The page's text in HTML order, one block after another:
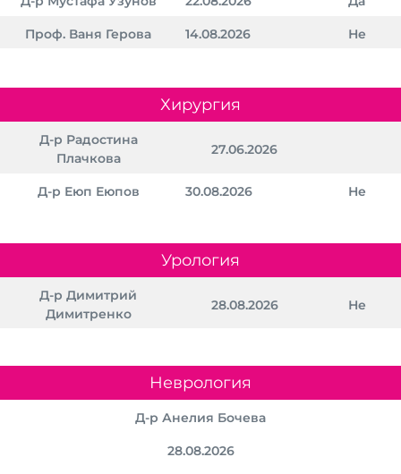
Проф. Ваня Герова 14.08.2026 Не
Хирургия
Д-р Радостина
Плачкова
27.06.2026
Д-р Еюп Еюпов 30.08.2026 Не
Урология
Д-р Димитрий
Димитренко
28.08.2026 Не
Неврология
Д-р Анелия Бочева
28.08.2026